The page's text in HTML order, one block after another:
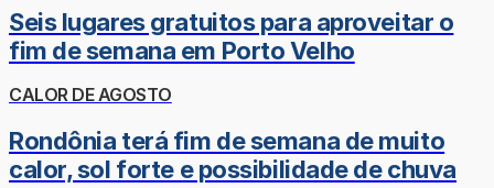
Seis lugares gratuitos para aproveitar o
fim de semana em Porto Velho
CALOR DE AGOSTO
Rondônia terá fim de semana de muito
calor, sol forte e possibilidade de chuva